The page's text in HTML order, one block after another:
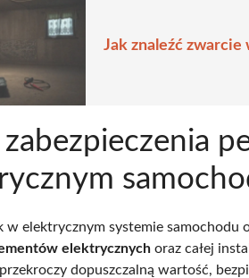
Jak znaleźć
w elektrycznym systemie
elektrycznych oraz całej
dopuszczalną wartość,